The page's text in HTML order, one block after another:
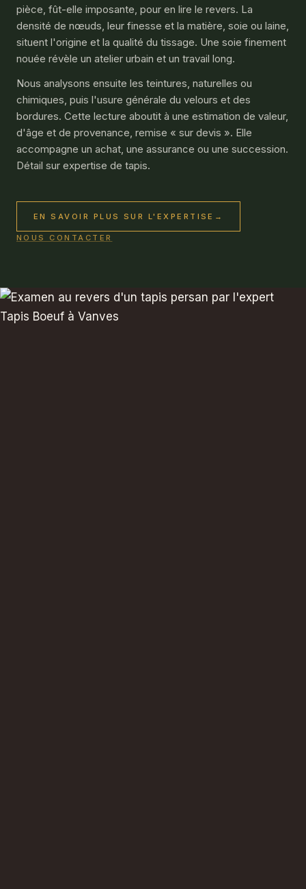
pièce, fût-elle imposante, pour en lire le revers. La
densité de nœuds, leur finesse et la matière, soie ou laine,
situent l'origine et la qualité du tissage. Une soie finement
nouée révèle un atelier urbain et un travail long.
Nous analysons ensuite les teintures, naturelles ou
chimiques, puis l'usure générale du velours et des
bordures. Cette lecture aboutit à une estimation de valeur,
d'âge et de provenance, remise « sur devis ». Elle
accompagne un achat, une assurance ou une succession.
Détail sur expertise de tapis.
EN SAVOIR PLUS SUR L'EXPERTISE →
NOUS CONTACTER